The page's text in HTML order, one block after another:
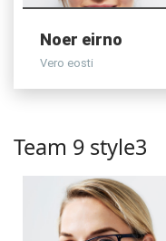
Noer eirno
Vero eosti
Team 9 style3